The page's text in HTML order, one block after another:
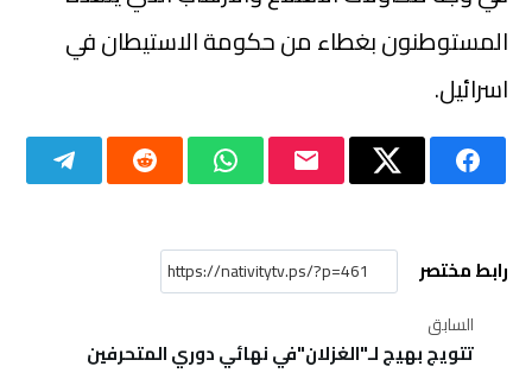
المستوطنون بغطاء من حكومة الاستيطان في
اسرائيل.
رابط مختصر
السابق
تتويج بهيج لـ"الغزلان"في نهائي دوري المتحرفين